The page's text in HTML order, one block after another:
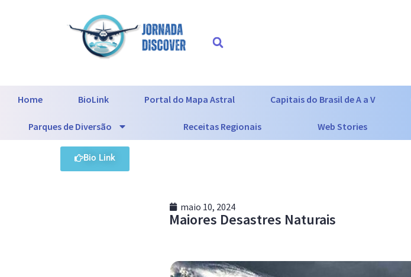
Home BioLink Portal do Mapa Astral Capitais do Brasil de A a V
Parques de Diversão Receitas Regionais Web Stories
Bio Link
maio 10, 2024
Maiores Desastres Naturais